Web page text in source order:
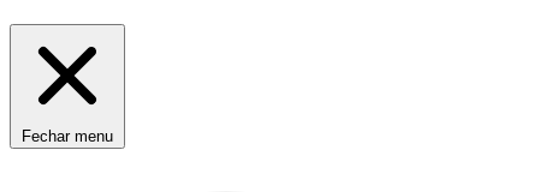
Fechar menu